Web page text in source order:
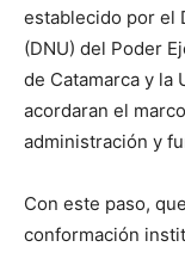
establecido por el
(DNU) del Poder
de Catamarca y la
acordaran el
administración y
Con este paso,
conformación